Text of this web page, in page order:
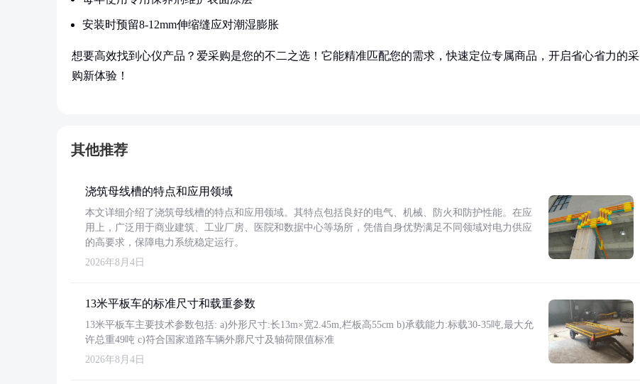
安装时预留8-12mm伸缩缝应对潮湿膨胀
想要高效找到心仪产品？爱采购是您的不二之选！它能精准匹配您的需求，快速定位专属商品，开启省心省力的采
购新体验！
其他推荐
浇筑母线槽的特点和应用领域
本文详细介绍了浇筑母线槽的特点和应用领域。其特点包括良好的电气、机械、防火和防护性能。在应
用上，广泛用于商业建筑、工业厂房、医院和数据中心等场所，凭借自身优势满足不同领域对电力供应
的高要求，保障电力系统稳定运行。
2026年8月4日
13米平板车的标准尺寸和载重参数
13米平板车主要技术参数包括: a)外形尺寸:长13m×宽2.45m,栏板高55cm b)承载能力:标载30-35吨,最大允
许总重49吨 c)符合国家道路车辆外廓尺寸及轴荷限值标准
2026年8月4日